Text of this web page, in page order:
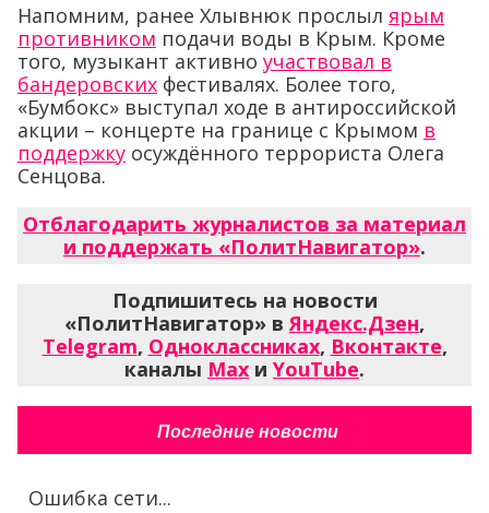
Напомним, ранее Хлывнюк прослыл ярым
противником подачи воды в Крым. Кроме
того, музыкант активно участвовал в
бандеровских фестивалях. Более того,
«Бумбокс» выступал ходе в антироссийской
акции – концерте на границе с Крымом в
поддержку осуждённого террориста Олега
Сенцова.
Отблагодарить журналистов за материал
и поддержать «ПолитНавигатор».
Подпишитесь на новости
«ПолитНавигатор» вЯндекс.Дзен,
Telegram, Одноклассниках, Вконтакте,
каналы Max и YouTube.
Последние новости
Ошибка сети...